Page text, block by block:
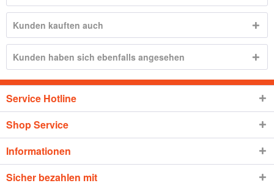
Kunden kauften auch
Kunden haben sich ebenfalls angesehen
Service Hotline
Shop Service
Informationen
Sicher bezahlen mit